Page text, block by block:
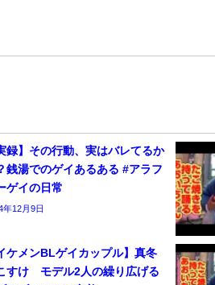
録】その行動、実はバレてるか
銭湯でのゲイあるある #アラフ
ゲイの日常
年12月9日
ケメンBLゲイカップル】真冬
すけ モデル2人の繰り広げる